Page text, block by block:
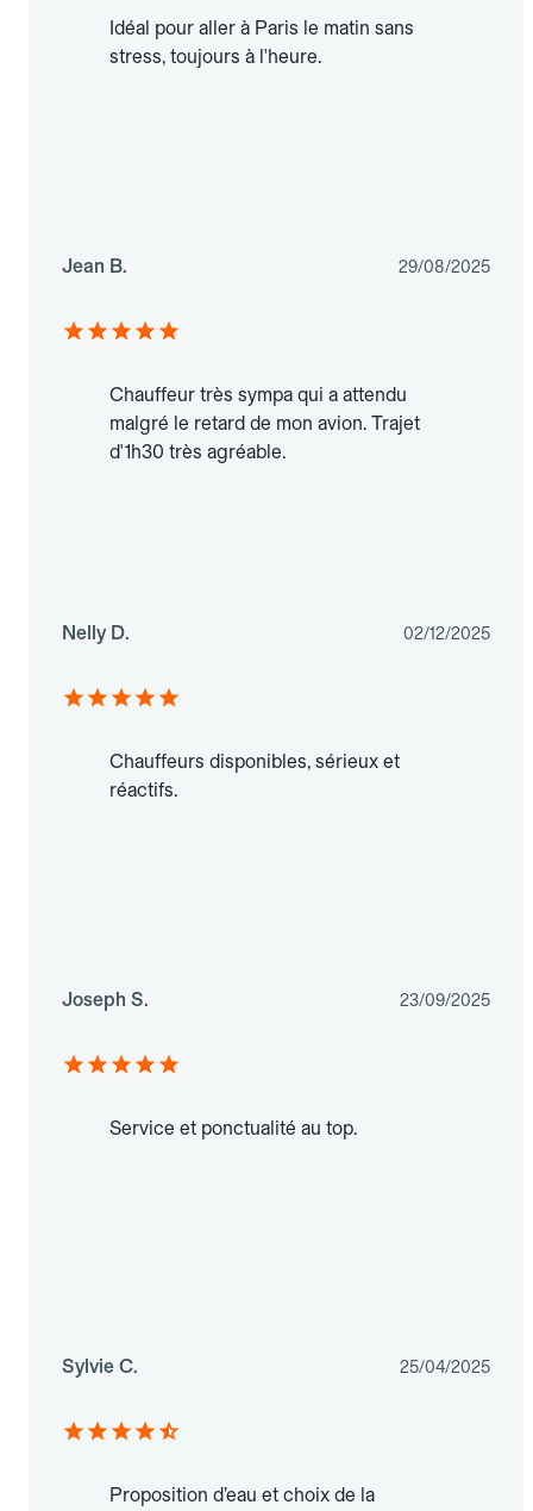
Idéal pour aller à Paris le matin sans
stress, toujours à l'heure.
Jean B. 29/08/2025
Chauffeur très sympa qui a attendu
malgré le retard de mon avion. Trajet
d'1h30 très agréable.
Nelly D. 02/12/2025
Chauffeurs disponibles, sérieux et
réactifs.
Joseph S. 23/09/2025
Service et ponctualité au top.
Sylvie C. 25/04/2025
Proposition d’eau et choix de la